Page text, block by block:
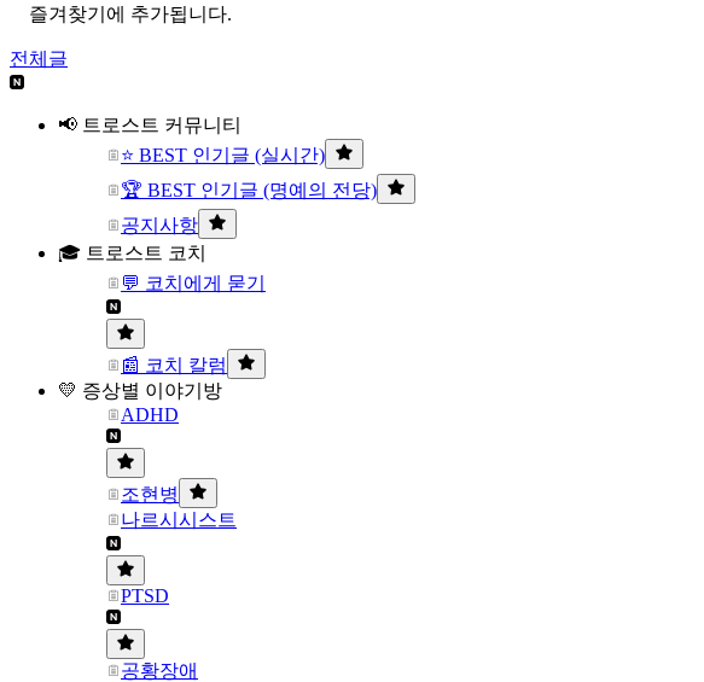
즐겨찾기에 추가됩니다.
전체글
📢 트로스트 커뮤니티
⭐ BEST 인기글 (실시간)
🏆 BEST 인기글 (명예의 전당)
공지사항
🎓 트로스트 코치
💬 코치에게 묻기
📰 코치 칼럼
💛 증상별 이야기방
ADHD
조현병
나르시시스트
PTSD
공황장애